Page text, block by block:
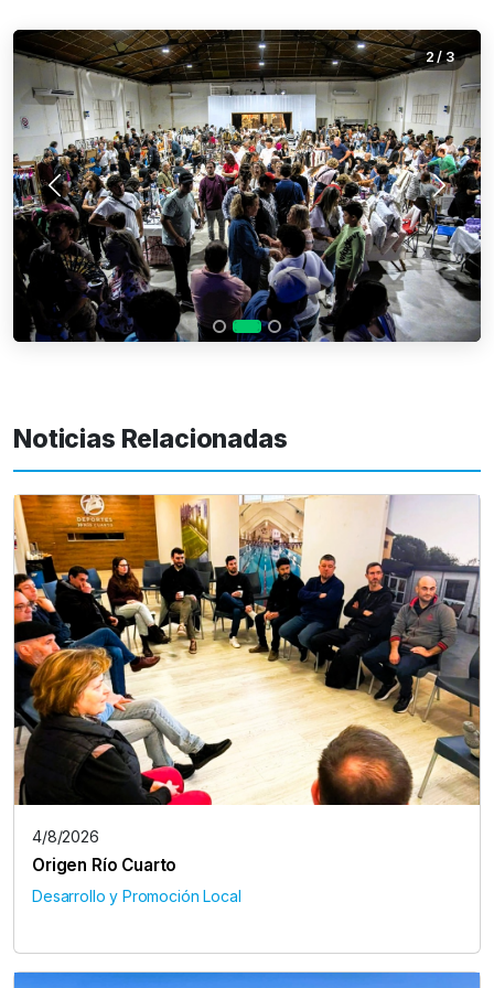
Anterior
2 / 3
Noticias Relacionadas
4/8/2026
Origen Río Cuarto
Desarrollo y Promoción Local